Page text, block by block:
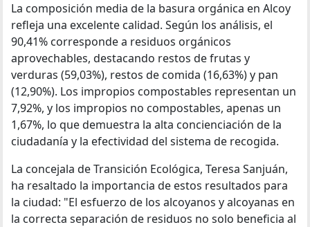
La composición media de la basura orgánica en Alcoy
refleja una excelente calidad. Según los análisis, el
90,41% corresponde a residuos orgánicos
aprovechables, destacando restos de frutas y
verduras (59,03%), restos de comida (16,63%) y pan
(12,90%). Los impropios compostables representan un
7,92%, y los impropios no compostables, apenas un
1,67%, lo que demuestra la alta concienciación de la
ciudadanía y la efectividad del sistema de recogida.
La concejala de Transición Ecológica, Teresa Sanjuán,
ha resaltado la importancia de estos resultados para
la ciudad: "El esfuerzo de los alcoyanos y alcoyanas en
la correcta separación de residuos no solo beneficia al